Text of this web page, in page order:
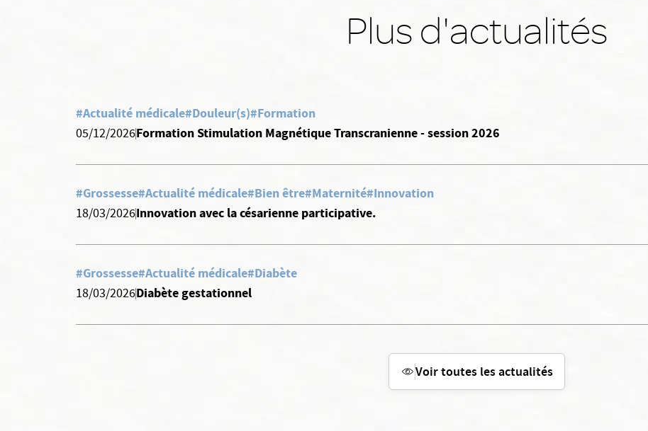
Plus d'actualités
#Actualité médicale#Douleur(s)#Formation
05/12/2026Formation Stimulation Magnétique Transcranienne - session 2026
#Grossesse#Actualité médicale#Bien être#Maternité#Innovation
18/03/2026Innovation avec la césarienne participative.
#Grossesse#Actualité médicale#Diabète
18/03/2026Diabète gestationnel
Voir toutes les actualités